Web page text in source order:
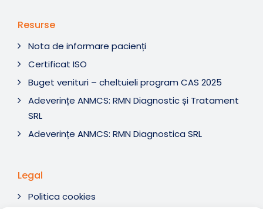
Resurse
Nota de informare pacienți
Certificat ISO
Buget venituri – cheltuieli program CAS 2025
Adeverințe ANMCS: RMN Diagnostic și Tratament
SRL
Adeverințe ANMCS: RMN Diagnostica SRL
Legal
Politica cookies